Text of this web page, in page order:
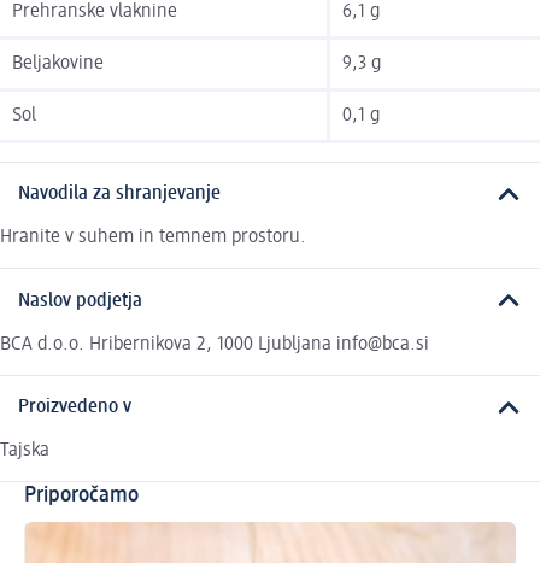
Prehranske vlaknine 6,1 g
Beljakovine 9,3 g
Sol 0,1 g
Navodila za shranjevanje
Hranite v suhem in temnem prostoru.
Naslov podjetja
BCA d.o.o. Hribernikova 2, 1000 Ljubljana info@bca.si
Proizvedeno v
Tajska
Priporočamo